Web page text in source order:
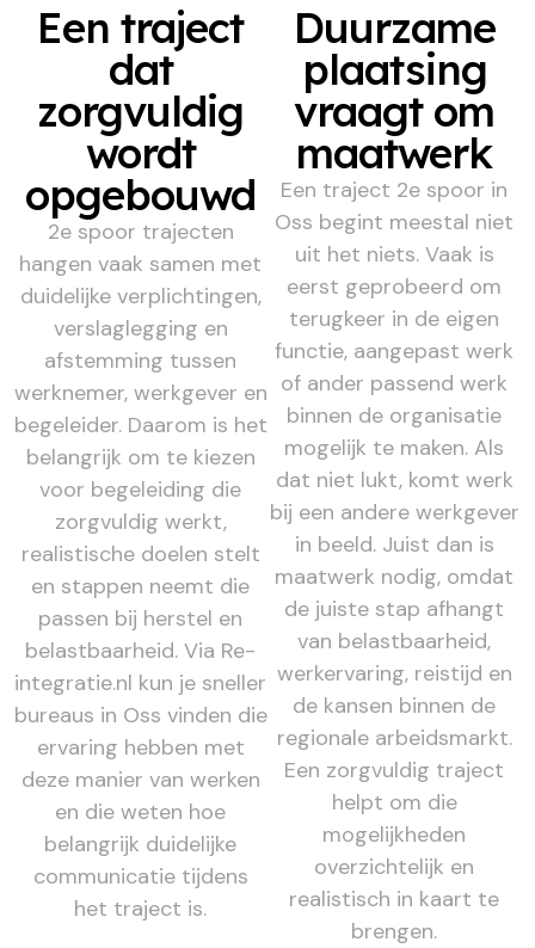
Een traject
dat
zorgvuldig
wordt
opgebouwd
2e spoor trajecten
hangen vaak samen met
duidelijke verplichtingen,
verslaglegging en
afstemming tussen
werknemer, werkgever en
begeleider. Daarom is het
belangrijk om te kiezen
voor begeleiding die
zorgvuldig werkt,
realistische doelen stelt
en stappen neemt die
passen bij herstel en
belastbaarheid. Via Re-
integratie.nl kun je sneller
bureaus in Oss vinden die
ervaring hebben met
deze manier van werken
en die weten hoe
belangrijk duidelijke
communicatie tijdens
het traject is.
Duurzame
plaatsing
vraagt om
maatwerk
Een traject 2e spoor in
Oss begint meestal niet
uit het niets. Vaak is
eerst geprobeerd om
terugkeer in de eigen
functie, aangepast werk
of ander passend werk
binnen de organisatie
mogelijk te maken. Als
dat niet lukt, komt werk
bij een andere werkgever
in beeld. Juist dan is
maatwerk nodig, omdat
de juiste stap afhangt
van belastbaarheid,
werkervaring, reistijd en
de kansen binnen de
regionale arbeidsmarkt.
Een zorgvuldig traject
helpt om die
mogelijkheden
overzichtelijk en
realistisch in kaart te
brengen.